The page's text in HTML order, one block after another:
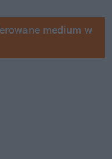
medium w